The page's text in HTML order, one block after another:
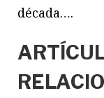
década….